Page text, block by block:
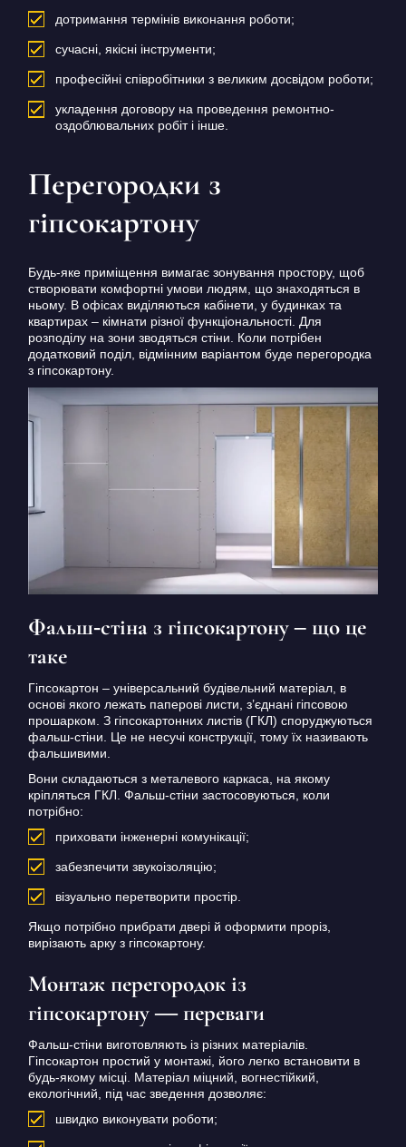
дотримання термінів виконання роботи;
сучасні, якісні інструменти;
професійні співробітники з великим досвідом роботи;
укладення договору на проведення ремонтно-
оздоблювальних робіт і інше.
Перегородки з
гіпсокартону
Будь-яке приміщення вимагає зонування простору, щоб
створювати комфортні умови людям, що знаходяться в
ньому. В офісах виділяються кабінети, у будинках та
квартирах – кімнати різної функціональності. Для
розподілу на зони зводяться стіни. Коли потрібен
додатковий поділ, відмінним варіантом буде перегородка
з гіпсокартону.
Фальш-стіна з гіпсокартону – що це
таке
Гіпсокартон – універсальний будівельний матеріал, в
основі якого лежать паперові листи, з’єднані гіпсовою
прошарком. З гіпсокартонних листів (ГКЛ) споруджуються
фальш-стіни. Це не несучі конструкції, тому їх називають
фальшивими.
Вони складаються з металевого каркаса, на якому
кріпляться ГКЛ. Фальш-стіни застосовуються, коли
потрібно:
приховати інженерні комунікації;
забезпечити звукоізоляцію;
візуально перетворити простір.
Якщо потрібно прибрати двері й оформити проріз,
вирізають арку з гіпсокартону.
Монтаж перегородок із
гіпсокартону — переваги
Фальш-стіни виготовляють із різних матеріалів.
Гіпсокартон простий у монтажі, його легко встановити в
будь-якому місці. Матеріал міцний, вогнестійкий,
екологічний, під час зведення дозволяє:
швидко виконувати роботи;